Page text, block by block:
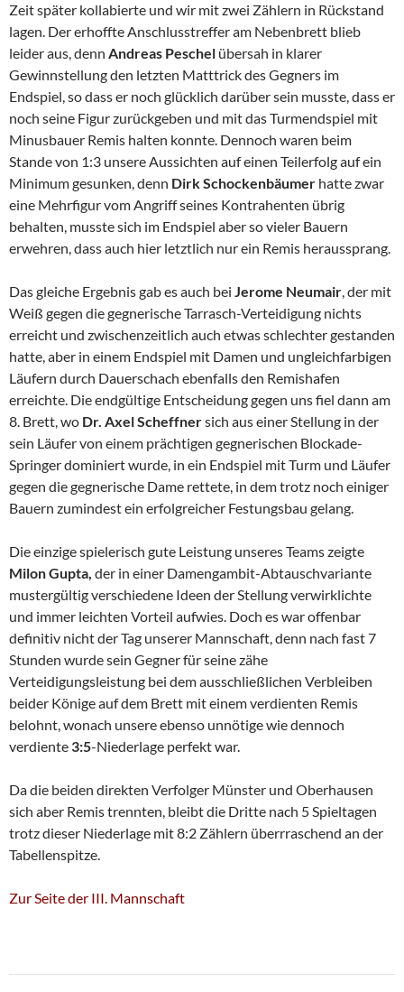
Zeit später kollabierte und wir mit zwei Zählern in Rückstand
lagen. Der erhoffte Anschlusstreffer am Nebenbrett blieb
leider aus, denn Andreas Peschel übersah in klarer
Gewinnstellung den letzten Matttrick des Gegners im
Endspiel, so dass er noch glücklich darüber sein musste, dass er
noch seine Figur zurückgeben und mit das Turmendspiel mit
Minusbauer Remis halten konnte. Dennoch waren beim
Stande von 1:3 unsere Aussichten auf einen Teilerfolg auf ein
Minimum gesunken, denn Dirk Schockenbäumer hatte zwar
eine Mehrfigur vom Angriff seines Kontrahenten übrig
behalten, musste sich im Endspiel aber so vieler Bauern
erwehren, dass auch hier letztlich nur ein Remis heraussprang.
Das gleiche Ergebnis gab es auch bei Jerome Neumair, der mit
Weiß gegen die gegnerische Tarrasch-Verteidigung nichts
erreicht und zwischenzeitlich auch etwas schlechter gestanden
hatte, aber in einem Endspiel mit Damen und ungleichfarbigen
Läufern durch Dauerschach ebenfalls den Remishafen
erreichte. Die endgültige Entscheidung gegen uns fiel dann am
8. Brett, wo Dr. Axel Scheffnersich aus einer Stellung in der
sein Läufer von einem prächtigen gegnerischen Blockade-
Springer dominiert wurde, in ein Endspiel mit Turm und Läufer
gegen die gegnerische Dame rettete, in dem trotz noch einiger
Bauern zumindest ein erfolgreicher Festungsbau gelang.
Die einzige spielerisch gute Leistung unseres Teams zeigte
Milon Gupta, der in einer Damengambit-Abtauschvariante
mustergültig verschiedene Ideen der Stellung verwirklichte
und immer leichten Vorteil aufwies. Doch es war offenbar
definitiv nicht der Tag unserer Mannschaft, denn nach fast 7
Stunden wurde sein Gegner für seine zähe
Verteidigungsleistung bei dem ausschließlichen Verbleiben
beider Könige auf dem Brett mit einem verdienten Remis
belohnt, wonach unsere ebenso unnötige wie dennoch
verdiente 3:5-Niederlage perfekt war.
Da die beiden direkten Verfolger Münster und Oberhausen
sich aber Remis trennten, bleibt die Dritte nach 5 Spieltagen
trotz dieser Niederlage mit 8:2 Zählern überrraschend an der
Tabellenspitze.
Zur Seite der III. Mannschaft